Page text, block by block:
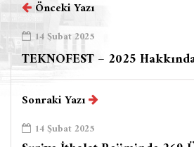
Önceki Yazı
14 Şubat 2025
TEKNOFEST – 2025
Sonraki Yazı
14 Şubat 2025